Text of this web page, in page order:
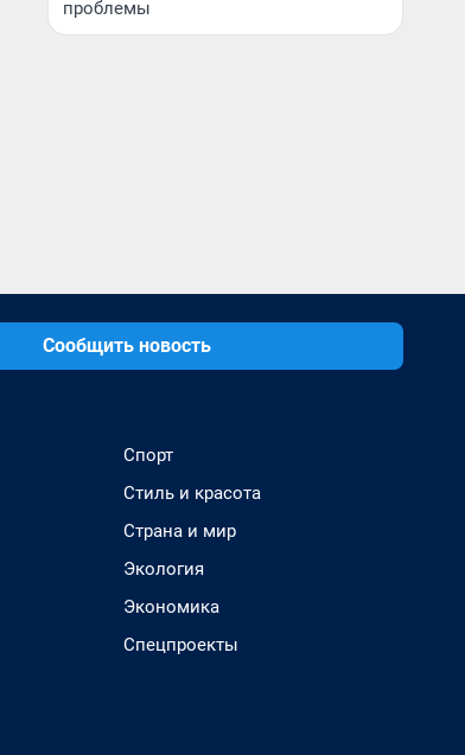
проблемы
Сообщить новость
Спорт
Стиль и красота
Страна и мир
Экология
Экономика
Спецпроекты